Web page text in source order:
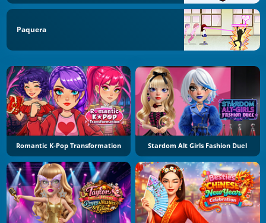
Paquera
Romantic K-Pop Transformation Stardom Alt Girls Fashion Duel